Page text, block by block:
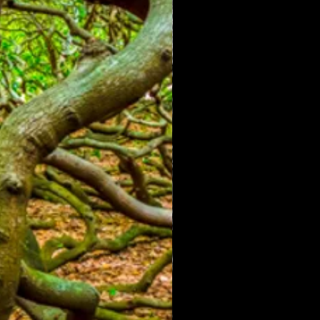
número do pedido e produto a ser
deverão estar íntegras.